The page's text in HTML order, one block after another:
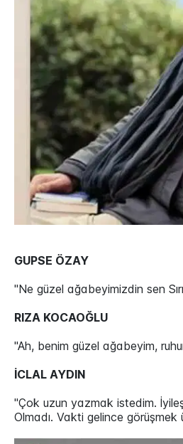
GUPSE ÖZAY
"Ne güzel ağabeyimizdin sen
RIZA KOCAOĞLU
"Ah, benim güzel ağabeyim,
İCLAL AYDIN
"Çok uzun yazmak istedim.
Olmadı. Vakti gelince görüşmek